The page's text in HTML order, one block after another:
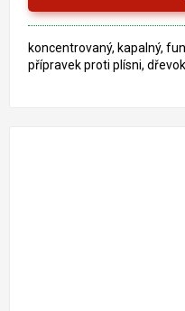
koncentrovaný, kapalný,
přípravek proti plísni,